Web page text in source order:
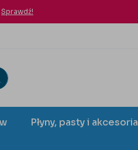
Sprawdź!
Płyny, pasty i akcesoria